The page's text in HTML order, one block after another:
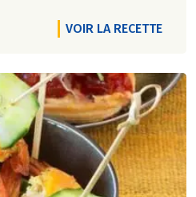
VOIR LA RECETTE